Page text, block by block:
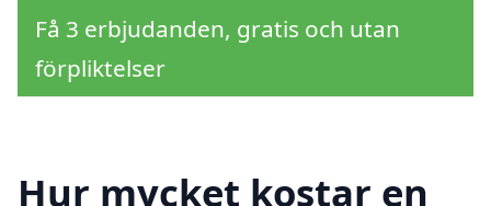
Få 3 erbjudanden, gratis och utan
förpliktelser
Hur mycket kostar en